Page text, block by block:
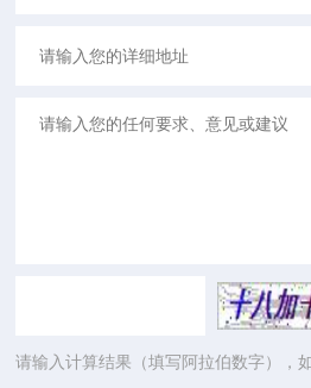
请输入计算结果（填写阿拉伯数字），